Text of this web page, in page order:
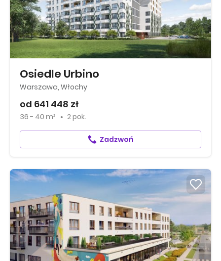
Osiedle Urbino
Warszawa, Włochy
od 641 448 zł
36 - 40 m² 2 pok.
Zadzwoń